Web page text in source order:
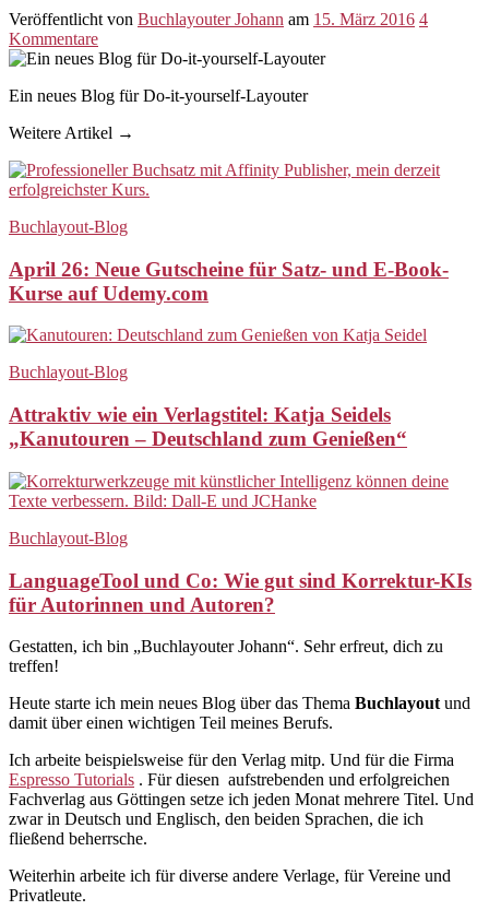
Veröffentlicht von Buchlayouter Johann am 15. März 2016 4
Kommentare
Ein neues Blog für Do-it-yourself-Layouter
Weitere Artikel →
Buchlayout-Blog
April 26: Neue Gutscheine für Satz- und E-Book-
Kurse auf Udemy.com
Buchlayout-Blog
Attraktiv wie ein Verlagstitel: Katja Seidels
„Kanutouren – Deutschland zum Genießen“
Buchlayout-Blog
LanguageTool und Co: Wie gut sind Korrektur-KIs
für Autorinnen und Autoren?
Gestatten, ich bin „Buchlayouter Johann“. Sehr erfreut, dich zu
treffen!
Heute starte ich mein neues Blog über das Thema Buchlayout und
damit über einen wichtigen Teil meines Berufs.
Ich arbeite beispielsweise für den Verlag mitp. Und für die Firma
Espresso Tutorials . Für diesen aufstrebenden und erfolgreichen
Fachverlag aus Göttingen setze ich jeden Monat mehrere Titel. Und
zwar in Deutsch und Englisch, den beiden Sprachen, die ich
fließend beherrsche.
Weiterhin arbeite ich für diverse andere Verlage, für Vereine und
Privatleute.